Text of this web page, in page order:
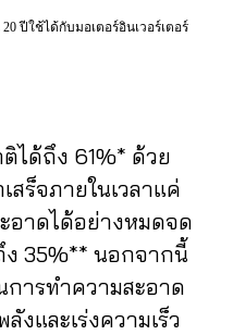
ปีใช้ได้กับมอเตอร์อินเวอร์เตอร์
ได้ถึง 61%* ด้วย
สร็จภายในเวลาแค่
อาดได้อย่างหมดจด
35%** นอกจากนี้
การทำความสะอาด
งและเร่งความเร็ว